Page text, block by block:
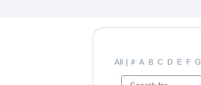
All | # A B C D E F G